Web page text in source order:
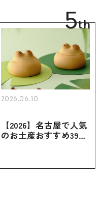
5th
2026.06.10
【2026】名古屋で人気
のお土産おすすめ39選
お土産・ばらまき用ま